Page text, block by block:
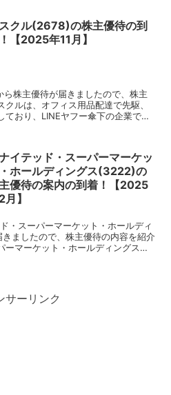
クル(2678)の株主優待の到
【2025年11月】
株主優待が届きましたので、株主
ルは、オフィス用品配達で先駆、
ており、LINEヤフー傘下の企業で
イテッド・スーパーマーケッ
・ホールディングス(3222)の
優待の案内の到着！【2025
】
・スーパーマーケット・ホールディ
ましたので、株主優待の内容を紹介
ーマーケット・ホールディングス
サーリンク